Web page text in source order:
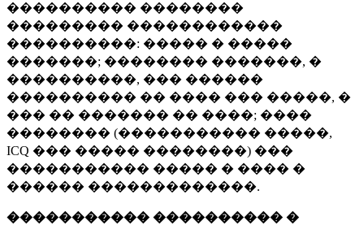
���������� ��������
��������� ������������
����������: ����� � �����
�������; �������� �������, �
����������, ��� ������
���������� �� ���� ��� �����, �
��� �� ������� �� ����; ����
�������� (����������� �����,
ICQ ��� ����� ��������) ���
����������� ����� � ���� �
������ �������������.
����������� ���������� �